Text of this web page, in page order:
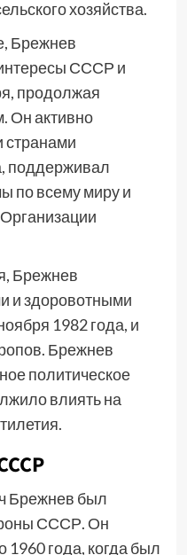
хозяйства.
Брежнев
СССР и
продолжая
Он активно
странами
поддерживал
по всему миру и
Брежнев
и здоровотными
1982 года, и
Брежнев
политическое
влиять на
Брежнев был
СССР. Он
1960 года, когда был